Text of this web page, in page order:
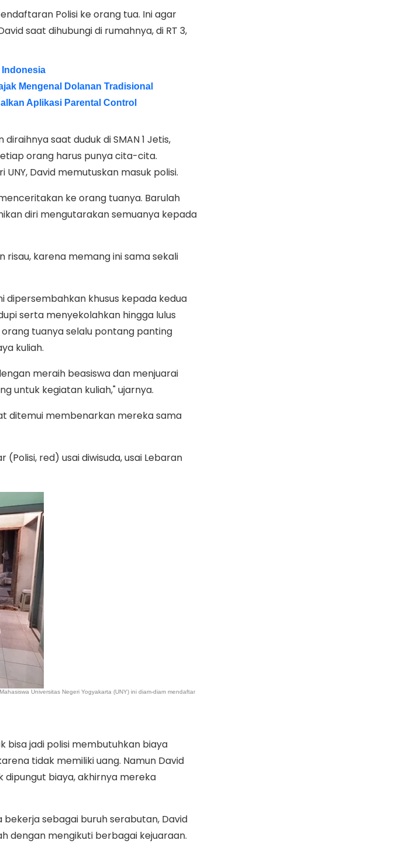
Polisi ke orang tua. Ini agar
saat dihubungi di rumahnya, di RT 3,
Indonesia
Mengenal Dolanan Tradisional
Aplikasi Parental Control
saat duduk di SMAN 1 Jetis,
orang harus punya cita-cita.
David memutuskan masuk polisi.
ke orang tuanya. Barulah
diri mengutarakan semuanya kepada
karena memang ini sama sekali
dipersembahkan khusus kepada kedua
serta menyekolahkan hingga lulus
tuanya selalu pontang panting
kuliah.
meraih beasiswa dan menjuarai
untuk kegiatan kuliah," ujarnya.
ditemui membenarkan mereka sama
red) usai diwisuda, usai Lebaran
Universitas Negeri Yogyakarta (UNY) ini diam-diam mendaftar
bisa jadi polisi membutuhkan biaya
tidak memiliki uang. Namun David
biaya, akhirnya mereka
sebagai buruh serabutan, David
dengan mengikuti berbagai kejuaraan.